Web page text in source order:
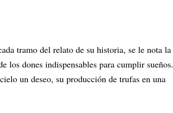
tramo del relato de su historia, se le nota la
los dones indispensables para cumplir sueños.
un deseo, su producción de trufas en una